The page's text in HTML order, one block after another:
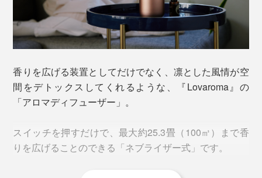
香りを広げる装置としてだけでなく、凛とした風情が空
間をデトックスしてくれるような、『Lovaroma』の
「アロマディフューザー」。
スイッチを押すだけで、最大約25.3畳（100㎥）まで香
りを広げることのできる「ネブライザー式」です。